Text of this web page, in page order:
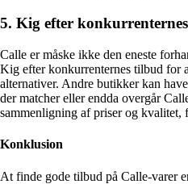
5. Kig efter
Calle er måske ikke den eneste
Kig efter konkurrenternes tilbud for
alternativer. Andre butikker kan
der matcher eller endda overgår
sammenligning af priser og
Konklusion
At finde gode tilbud på Calle-varer